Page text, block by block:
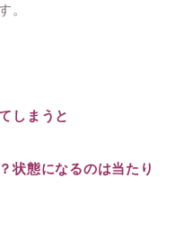
。
しまうと
状態になるのは当たり